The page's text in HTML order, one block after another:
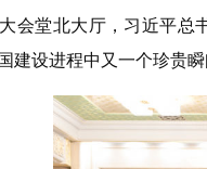
会堂北大厅，习近平总
建设进程中又一个珍贵